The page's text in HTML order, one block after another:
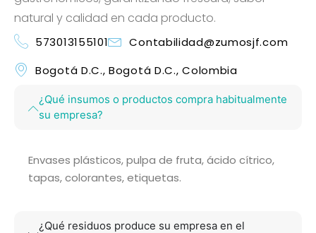
natural y calidad en cada producto.
573013155101
Contabilidad@zumosjf.com
Bogotá D.C., Bogotá D.C., Colombia
¿Qué insumos o productos compra habitualmente
su empresa?
Envases plásticos, pulpa de fruta, ácido cítrico,
tapas, colorantes, etiquetas.
¿Qué residuos produce su empresa en el